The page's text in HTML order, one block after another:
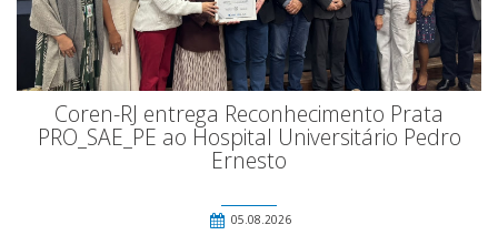
Coren-RJ entrega Reconhecimento Prata
PRO_SAE_PE ao Hospital Universitário Pedro
Ernesto
05.08.2026